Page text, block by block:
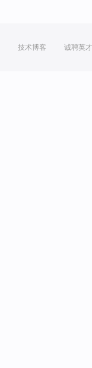
技术博客 诚聘英才